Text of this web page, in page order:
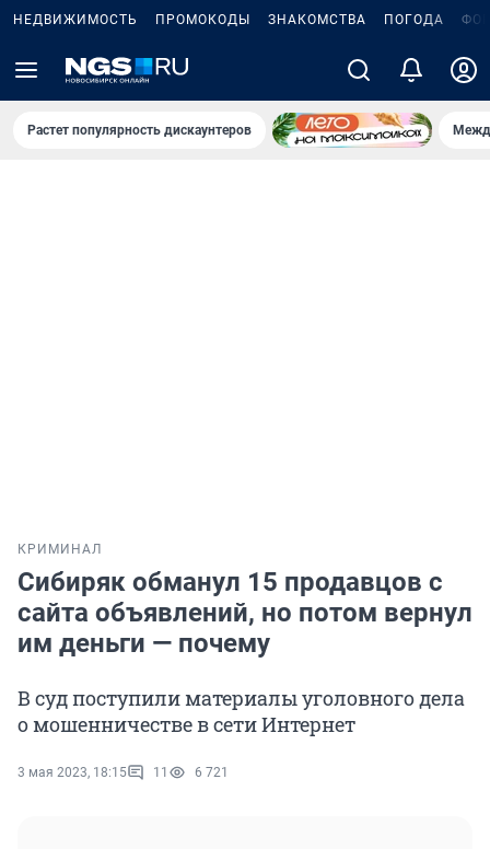
НЕДВИЖИМОСТЬ ПРОМОКОДЫ ЗНАКОМСТВА ПОГОДА
Растет популярность дискаунтеров
КРИМИНАЛ
Сибиряк обманул 15 продавцов с
сайта объявлений, но потом вернул
им деньги — почему
В суд поступили материалы уголовного дела
о мошенничестве в сети Интернет
3 мая 2023, 18:15 11 6 721